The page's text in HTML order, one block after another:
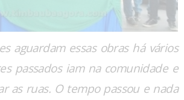
aguardam essas obras há vários
passados iam na comunidade e
as ruas. O tempo passou e nada